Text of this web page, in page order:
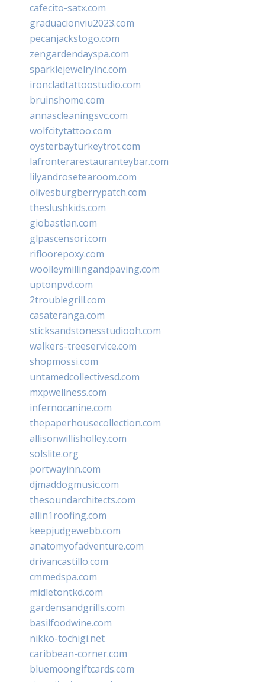
cafecito-satx.com
graduacionviu2023.com
pecanjackstogo.com
zengardendayspa.com
sparklejewelryinc.com
ironcladtattoostudio.com
bruinshome.com
annascleaningsvc.com
wolfcitytattoo.com
oysterbayturkeytrot.com
lafronterarestauranteybar.com
lilyandrosetearoom.com
olivesburgberrypatch.com
theslushkids.com
giobastian.com
glpascensori.com
rifloorepoxy.com
woolleymillingandpaving.com
uptonpvd.com
2troublegrill.com
casateranga.com
sticksandstonesstudiooh.com
walkers-treeservice.com
shopmossi.com
untamedcollectivesd.com
mxpwellness.com
infernocanine.com
thepaperhousecollection.com
allisonwillisholley.com
solslite.org
portwayinn.com
djmaddogmusic.com
thesoundarchitects.com
allin1roofing.com
keepjudgewebb.com
anatomyofadventure.com
drivancastillo.com
cmmedspa.com
midletontkd.com
gardensandgrills.com
basilfoodwine.com
nikko-tochigi.net
caribbean-corner.com
bluemoongiftcards.com